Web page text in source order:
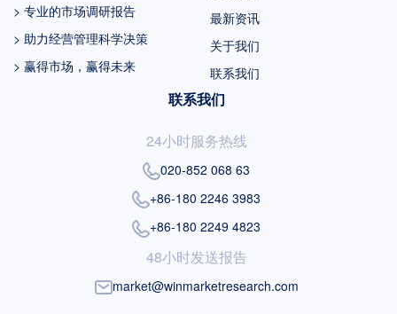
> 专业的市场调研报告
> 助力经营管理科学决策
> 赢得市场，赢得未来
最新资讯
关于我们
联系我们
联系我们
24小时服务热线
020-852 068 63
+86-180 2246 3983
+86-180 2249 4823
48小时发送报告
market@winmarketresearch.com